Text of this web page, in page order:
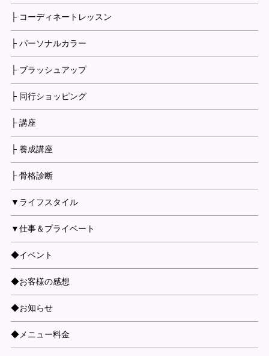
├ コーディネートレッスン
├ パーソナルカラー
├ ブラッシュアップ
├ 同行ショッピング
├ 講座
├ 養成講座
├ 骨格診断
▼ライフスタイル
▼仕事＆プライベート
◆イベント
◆お客様の感想
◆お知らせ
◆メニュー料金